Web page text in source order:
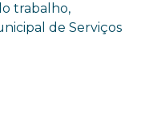
trabalho,
de Serviços